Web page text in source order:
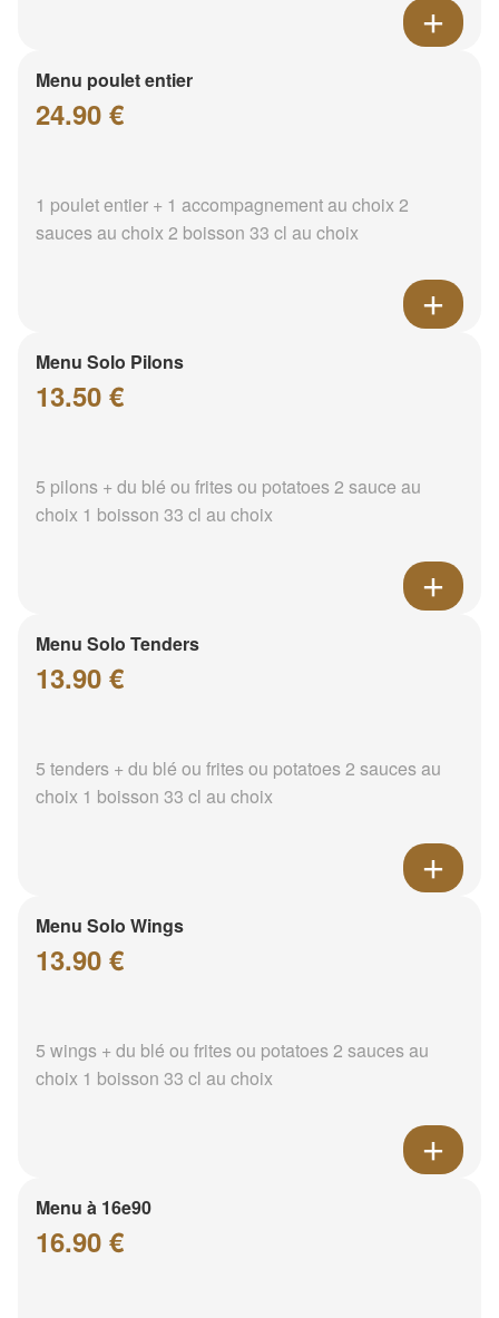
Menu poulet entier
24.90 €
1 poulet entier + 1 accompagnement au choix 2
sauces au choix 2 boisson 33 cl au choix
Menu Solo Pilons
13.50 €
5 pilons + du blé ou frites ou potatoes 2 sauce au
choix 1 boisson 33 cl au choix
Menu Solo Tenders
13.90 €
5 tenders + du blé ou frites ou potatoes 2 sauces au
choix 1 boisson 33 cl au choix
Menu Solo Wings
13.90 €
5 wings + du blé ou frites ou potatoes 2 sauces au
choix 1 boisson 33 cl au choix
Menu à 16e90
16.90 €